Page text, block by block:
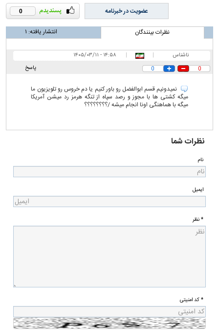
0 عضویت در خبرنامه
نظرات بینندگان انتشار یافته: ۱
ناشناس |
|
۱۴:۵۸ - ۱۴۰۵/۰۳/۱۱
پاسخ
0
0
نمیدونیم قسم ابوالفضل رو باور کنیم یا دم خروس رو تلویزیون ما
میگه کشتی ها با مجوز و رصد سپاه از تنگه هرمز رد میشن آمریکا
میگه با هماهنگی اونا انجام میشه /؟؟؟؟؟؟؟؟
نظرات شما
نام
ایمیل
* نظر
* کد امنیتی